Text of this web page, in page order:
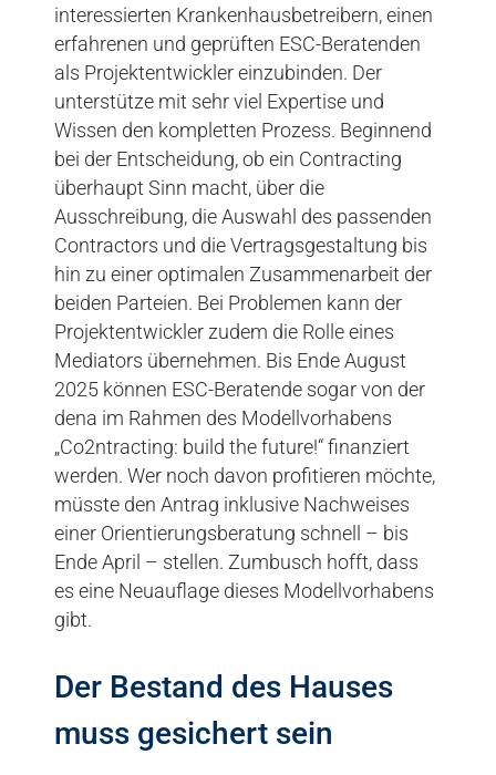
interessierten Krankenhausbetreibern, einen
erfahrenen und geprüften ESC-Beratenden
als Projektentwickler einzubinden. Der
unterstütze mit sehr viel Expertise und
Wissen den kompletten Prozess. Beginnend
bei der Entscheidung, ob ein Contracting
überhaupt Sinn macht, über die
Ausschreibung, die Auswahl des passenden
Contractors und die Vertragsgestaltung bis
hin zu einer optimalen Zusammenarbeit der
beiden Parteien. Bei Problemen kann der
Projektentwickler zudem die Rolle eines
Mediators übernehmen. Bis Ende August
2025 können ESC-Beratende sogar von der
dena im Rahmen des Modellvorhabens
„Co2ntracting: build the future!“ finanziert
werden. Wer noch davon profitieren möchte,
müsste den Antrag inklusive Nachweises
einer Orientierungsberatung schnell – bis
Ende April – stellen. Zumbusch hofft, dass
es eine Neuauflage dieses Modellvorhabens
gibt.
Der Bestand des Hauses
muss gesichert sein